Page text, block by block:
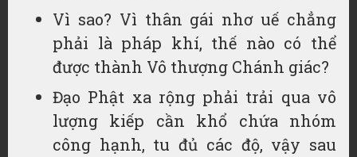
Vì sao? Vì thân gái nhơ uế chẳng
phải là pháp khí, thế nào có thể
được thành Vô thượng Chánh giác?
Đạo Phật xa rộng phải trải qua vô
lượng kiếp cần khổ chứa nhóm
công hạnh, tu đủ các độ, vậy sau